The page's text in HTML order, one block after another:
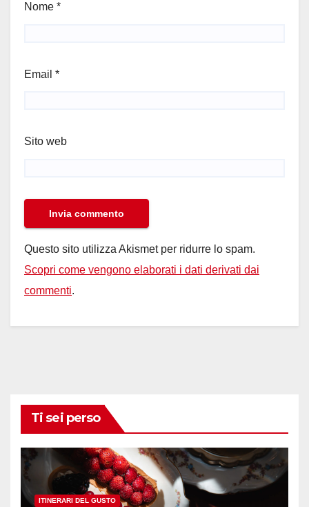
Nome *
Email *
Sito web
Questo sito utilizza Akismet per ridurre lo spam.
Scopri come vengono elaborati i dati derivati dai
commenti.
Ti sei perso
ITINERARI DEL GUSTO